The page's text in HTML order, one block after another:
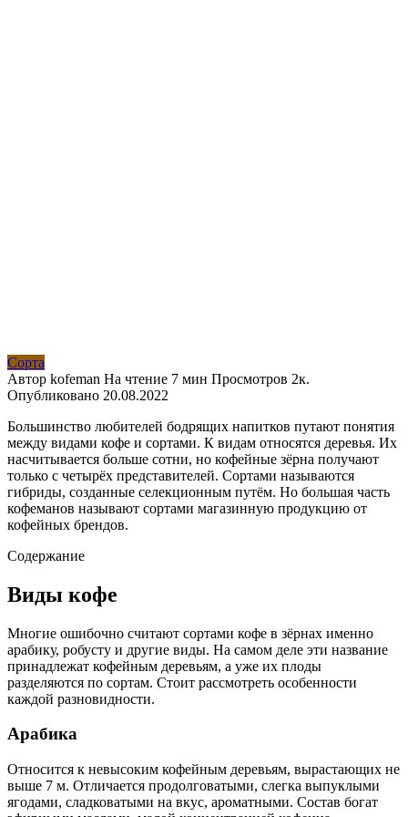
Сорта
Автор kofeman На чтение 7 мин Просмотров 2к.
Опубликовано 20.08.2022
Большинство любителей бодрящих напитков путают понятия
между видами кофе и сортами. К видам относятся деревья. Их
насчитывается больше сотни, но кофейные зёрна получают
только с четырёх представителей. Сортами называются
гибриды, созданные селекционным путём. Но большая часть
кофеманов называют сортами магазинную продукцию от
кофейных брендов.
Содержание
Виды кофе
Многие ошибочно считают сортами кофе в зёрнах именно
арабику, робусту и другие виды. На самом деле эти название
принадлежат кофейным деревьям, а уже их плоды
разделяются по сортам. Стоит рассмотреть особенности
каждой разновидности.
Арабика
Относится к невысоким кофейным деревьям, вырастающих не
выше 7 м. Отличается продолговатыми, слегка выпуклыми
ягодами, сладковатыми на вкус, ароматными. Состав богат